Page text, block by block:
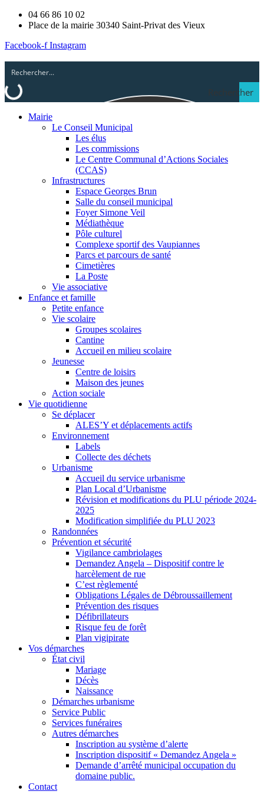
04 66 86 10 02
Place de la mairie 30340 Saint-Privat des Vieux
Facebook-f Instagram
Rechercher
Mairie
Le Conseil Municipal
Les élus
Les commissions
Le Centre Communal d’Actions Sociales
(CCAS)
Infrastructures
Espace Georges Brun
Salle du conseil municipal
Foyer Simone Veil
Médiathèque
Pôle culturel
Complexe sportif des Vaupiannes
Parcs et parcours de santé
Cimetières
La Poste
Vie associative
Enfance et famille
Petite enfance
Vie scolaire
Groupes scolaires
Cantine
Accueil en milieu scolaire
Jeunesse
Centre de loisirs
Maison des jeunes
Action sociale
Vie quotidienne
Se déplacer
ALES’Y et déplacements actifs
Environnement
Labels
Collecte des déchets
Urbanisme
Accueil du service urbanisme
Plan Local d’Urbanisme
Révision et modifications du PLU période 2024-
2025
Modification simplifiée du PLU 2023
Randonnées
Prévention et sécurité
Vigilance cambriolages
Demandez Angela – Dispositif contre le
harcèlement de rue
C’est règlementé
Obligations Légales de Débroussaillement
Prévention des risques
Défibrillateurs
Risque feu de forêt
Plan vigipirate
Vos démarches
État civil
Mariage
Décès
Naissance
Démarches urbanisme
Service Public
Services funéraires
Autres démarches
Inscription au système d’alerte
Inscription dispositif « Demandez Angela »
Demande d’arrêté municipal occupation du
domaine public.
Contact